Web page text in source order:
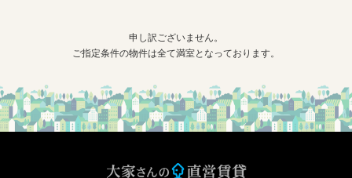
申し訳ございません。
ご指定条件の物件は全て満室となっております。